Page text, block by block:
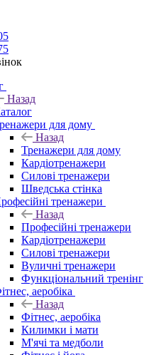
Назад
для дому
Назад
Тренажери для дому
Кардіотренажери
Силові тренажери
Шведська стінка
тренажери
Назад
Професійні тренажери
Кардіотренажери
Силові тренажери
Вуличні тренажери
Функціональний тренінг
аеробіка
Назад
Фітнес, аеробіка
Килимки і мати
М'ячі та медболи